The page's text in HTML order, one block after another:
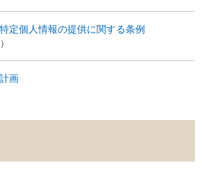
定個人情報の提供に関する条例
画